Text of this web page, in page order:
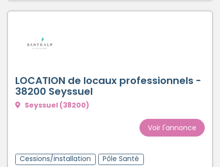
LOCATION de locaux professionnels -
38200 Seyssuel
Seyssuel (38200)
Voir l'annonce
Cessions/installation
Pôle Santé